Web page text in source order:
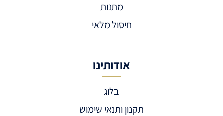
מתנות
חיסול מלאי
אודותינו
בלוג
תקנון ותנאי שימוש